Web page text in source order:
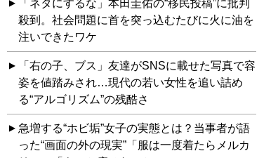
「ネタにするな」本田圭佑の“移民投稿”に批判
殺到。社会問題に首を突っ込むたびに火に油を
注いできたワケ
「右の子、ブス」友達がSNSに載せた写真で容
姿を値踏みされ…現代の若い女性を追い詰め
る“アルゴリズム”の残酷さ
急増する“ホビ垢”女子の実態とは？当事者が語
った“画面の外の現実”「服は一度着たらメルカ